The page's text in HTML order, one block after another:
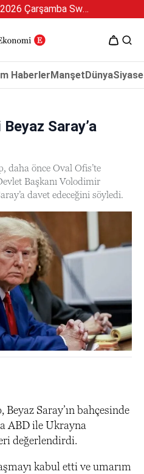
5 Ağustos 2026 Çarşamba Swan Özel 2
HaberlerManşetDünya
Saray’a
daha önce Oval Ofis’te
Başkanı Volodimir
davet edeceğini söyledi.
Beyaz Saray’ın bahçesinde
ABD ile Ukrayna
değerlendirdi.
kabul etti ve umarım